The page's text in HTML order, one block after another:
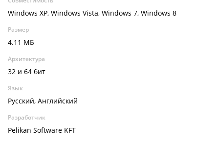
Windows XP, Windows Vista, Windows 7, Windows 8
Размер
4.11 МБ
Архитектура
32 и 64 бит
Язык
Русский, Английский
Разработчик
Pelikan Software KFT